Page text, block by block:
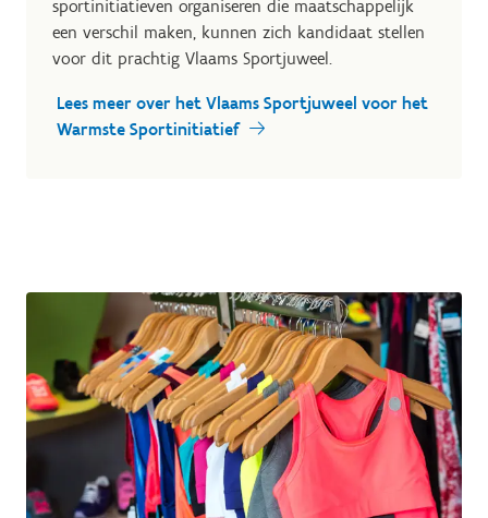
sportinitiatieven organiseren die maatschappelijk
een verschil maken, kunnen zich kandidaat stellen
voor dit prachtig Vlaams Sportjuweel.
Lees meer over het Vlaams Sportjuweel voor het
Warmste Sportinitiatief